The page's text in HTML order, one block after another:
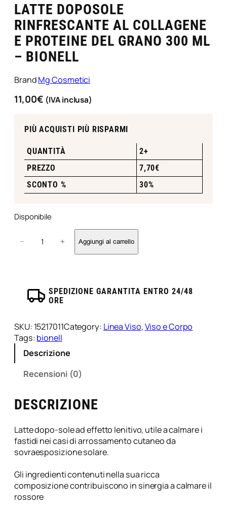
LATTE DOPOSOLE
RINFRESCANTE AL COLLAGENE
E PROTEINE DEL GRANO 300 ML
– BIONELL
BrandMg Cosmetici
11,00€ (IVA inclusa)
PIÙ ACQUISTI PIÙ RISPARMI
QUANTITÀ
2+
PREZZO
7,70€
SCONTO %
30%
Disponibile
o
s
o
n
f
r
e
s
c
a
n
t
e
− + Aggiungi al carrello
SPEDIZIONE GARANTITA ENTRO 24/48
ORE
SKU: 15217011Category: Linea Viso, Viso e Corpo
Tags:bionell
Descrizione
Recensioni (0)
DESCRIZIONE
Latte dopo-sole ad effetto lenitivo, utile a calmare i
fastidi nei casi di arrossamento cutaneo da
sovraesposizione solare.
Gli ingredienti contenuti nella sua ricca
composizione contribuiscono in sinergia a calmare il
rossore